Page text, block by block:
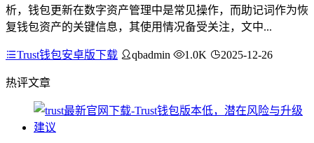
析，钱包更新在数字资产管理中是常见操作，而助记词作为恢
复钱包资产的关键信息，其使用情况备受关注，文中...
Trust钱包安卓版下载 qbadmin 1.0K 2025-12-26
热评文章